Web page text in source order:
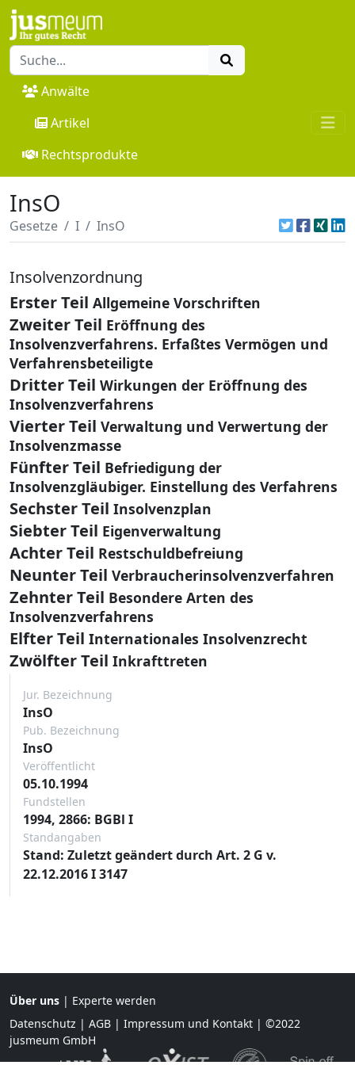
Anwälte
Artikel
Rechtsprodukte
InsO
Gesetze I InsO
Insolvenzordnung
Erster Teil Allgemeine Vorschriften
Zweiter Teil Eröffnung des
Insolvenzverfahrens. Erfaßtes Vermögen und
Verfahrensbeteiligte
Dritter Teil Wirkungen der Eröffnung des
Insolvenzverfahrens
Vierter Teil Verwaltung und Verwertung der
Insolvenzmasse
Fünfter Teil Befriedigung der
Insolvenzgläubiger. Einstellung des Verfahrens
Sechster Teil Insolvenzplan
Siebter Teil Eigenverwaltung
Achter Teil Restschuldbefreiung
Neunter Teil Verbraucherinsolvenzverfahren
Zehnter Teil Besondere Arten des
Insolvenzverfahrens
Elfter Teil Internationales Insolvenzrecht
Zwölfter Teil Inkrafttreten
Jur. Bezeichnung
InsO
Pub. Bezeichnung
InsO
Veröffentlicht
05.10.1994
Fundstellen
1994, 2866: BGBl I
Standangaben
Stand: Zuletzt geändert durch Art. 2 G v.
22.12.2016 I 3147
Über uns | Experte werden
Datenschutz | AGB | Impressum und Kontakt | ©2022
jusmeum GmbH